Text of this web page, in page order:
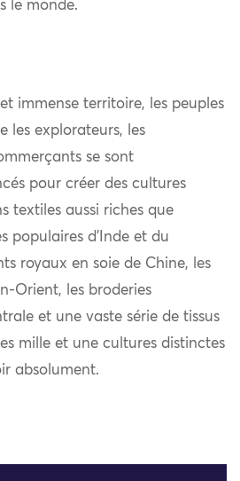
le monde.
immense territoire, les peuples
les explorateurs, les
se sont
pour créer des cultures
textiles aussi riches que
populaires d’Inde et du
royaux en soie de Chine, les
Orient, les broderies
et une vaste série de tissus
mille et une cultures distinctes
absolument.